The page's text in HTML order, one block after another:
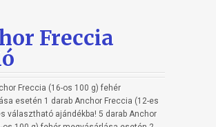
Freccia
Freccia (16-os 100 g) fehér
esetén 1 darab Anchor Freccia (12-es
választható ajándékba! 5 darab Anchor